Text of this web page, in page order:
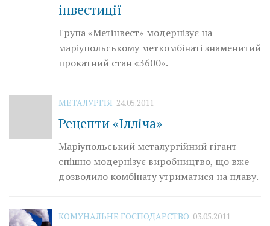
інвестиції
Група «Метінвест» модернізує на
маріупольському меткомбінаті знаменитий
прокатний стан «3600».
МЕТАЛУРГІЯ 24.05.2011
Рецепти «Ілліча»
Маріупольський металургійний гігант
спішно модернізує виробництво, що вже
дозволило комбінату утриматися на плаву.
КОМУНАЛЬНЕ ГОСПОДАРСТВО 03.05.2011